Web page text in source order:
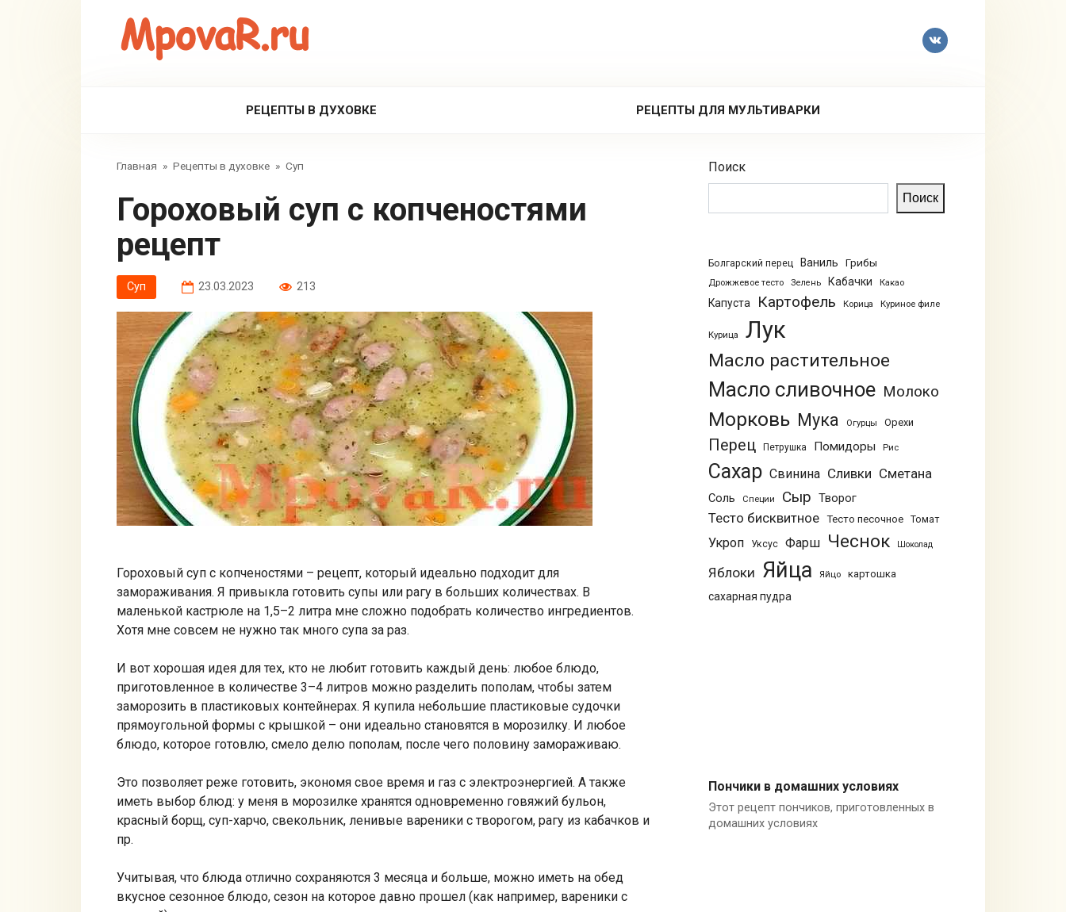
РЕЦЕПТЫ В ДУХОВКЕ РЕЦЕПТЫ ДЛЯ МУЛЬТИВАРКИ
Главная » Рецепты в духовке » Суп
Гороховый суп с копченостями
рецепт
Суп 23.03.2023 213
Гороховый суп с копченостями – рецепт, который идеально подходит для
замораживания. Я привыкла готовить супы или рагу в больших количествах. В
маленькой кастрюле на 1,5–2 литра мне сложно подобрать количество ингредиентов.
Хотя мне совсем не нужно так много супа за раз.
И вот хорошая идея для тех, кто не любит готовить каждый день: любое блюдо,
приготовленное в количестве 3–4 литров можно разделить пополам, чтобы затем
заморозить в пластиковых контейнерах. Я купила небольшие пластиковые судочки
прямоугольной формы с крышкой – они идеально становятся в морозилку. И любое
блюдо, которое готовлю, смело делю пополам, после чего половину замораживаю.
Это позволяет реже готовить, экономя свое время и газ с электроэнергией. А также
иметь выбор блюд: у меня в морозилке хранятся одновременно говяжий бульон,
красный борщ, суп-харчо, свекольник, ленивые вареники с творогом, рагу из кабачков и
пр.
Учитывая, что блюда отлично сохраняются 3 месяца и больше, можно иметь на обед
вкусное сезонное блюдо, сезон на которое давно прошел (как например, вареники с
Поиск
Поиск
Болгарский перец Ваниль Грибы
Дрожжевое тесто Зелень Кабачки Какао
Капуста Картофель Корица Куриное филе
Курица Лук
Масло растительное
Масло сливочное Молоко
Морковь Мука Огурцы Орехи
Перец Петрушка Помидоры Рис
Сахар Свинина Сливки Сметана
Соль Специи Сыр Творог
Тесто бисквитное Тесто песочное Томат
Укроп Уксус Фарш Чеснок Шоколад
Яблоки Яйца Яйцо картошка
сахарная пудра
Десерты
Пончики в домашних условиях
Этот рецепт пончиков, приготовленных в
домашних условиях